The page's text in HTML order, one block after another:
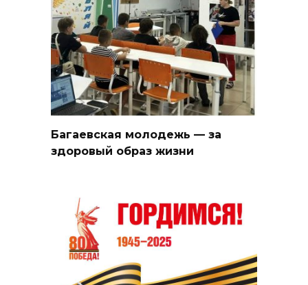
Багаевская молодежь — за
здоровый образ жизни